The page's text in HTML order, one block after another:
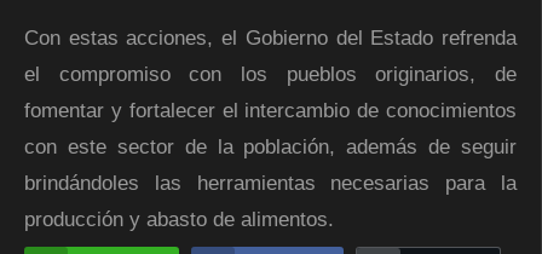
Con estas acciones, el Gobierno del Estado refrenda
el compromiso con los pueblos originarios, de
fomentar y fortalecer el intercambio de conocimientos
con este sector de la población, además de seguir
brindándoles las herramientas necesarias para la
producción y abasto de alimentos.